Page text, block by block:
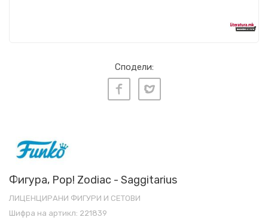
Сподели:
Фигура, Pop! Zodiac - Saggitarius
ЛИЦЕНЦИРАНИ ФИГУРИ И СЕТОВИ
Шифра на артикл: 221839